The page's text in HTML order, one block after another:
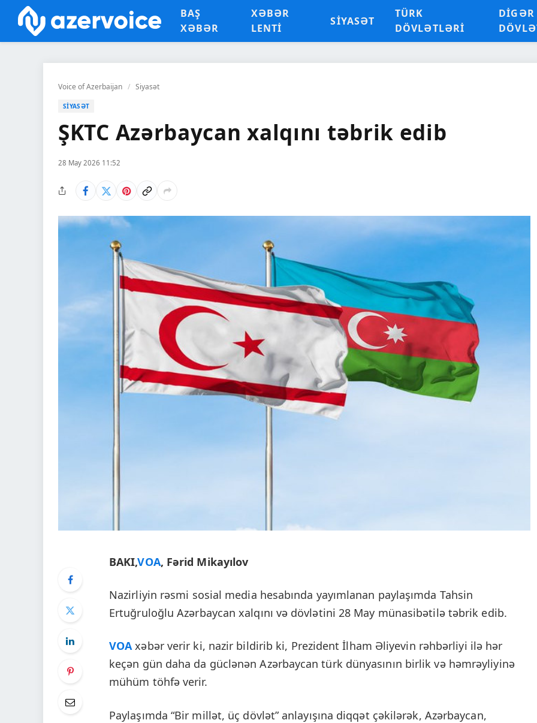
BAŞ
XƏBƏR
XƏBƏR
LENTI
SIYASƏT
TÜRK
DÖVLƏTLƏRI
DIGƏR
Voice of Azerbaijan / Siyasət
SIYASƏT
ŞKTC Azərbaycan xalqını təbrik edib
28 May 2026 11:52
BAKI,VOA, Fərid Mikayılov
Nazirliyin rəsmi sosial media hesabında yayımlanan paylaşımda Tahsin
Ertuğruloğlu Azərbaycan xalqını və dövlətini 28 May münasibətilə təbrik edib.
VOA xəbər verir ki, nazir bildirib ki, Prezident İlham Əliyevin rəhbərliyi ilə hər
keçən gün daha da güclənən Azərbaycan türk dünyasının birlik və həmrəyliyinə
mühüm töhfə verir.
Paylaşımda “Bir millət, üç dövlət” anlayışına diqqət çəkilərək, Azərbaycan,